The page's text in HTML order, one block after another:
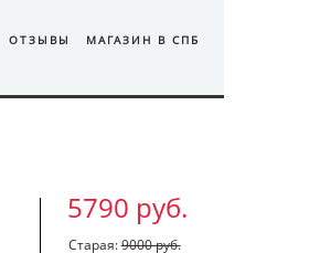
ОТЗЫВЫ МАГАЗИН В СПБ
5790 руб.
Старая:9000 руб.